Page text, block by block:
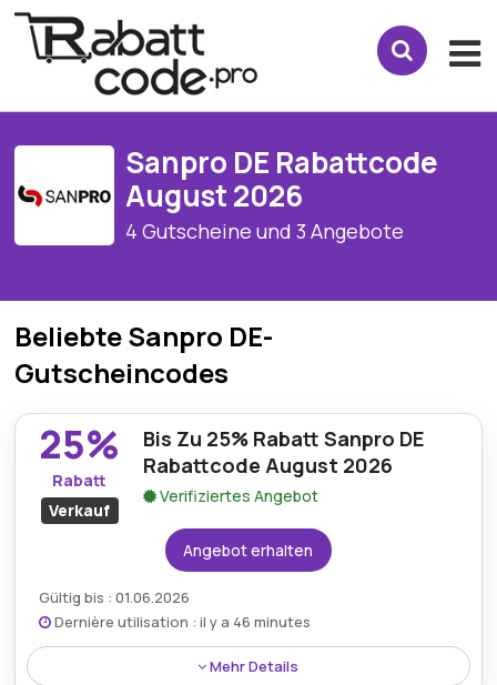
Sanpro DE Rabattcode
August 2026
4 Gutscheine und 3 Angebote
Beliebte Sanpro DE-
Gutscheincodes
25%
Rabatt
Verkauf
Bis Zu 25% Rabatt Sanpro DE
Rabattcode August 2026
Verifiziertes Angebot
Angebot erhalten
Gültig bis : 01.06.2026
Dernière utilisation : il y a 46 minutes
Mehr Details